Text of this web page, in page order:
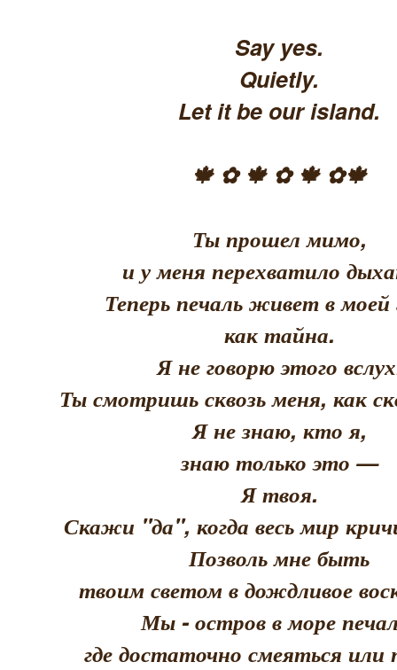
Say yes.
Quietly.
Let it be our island.
🍁 ✿ 🍁 ✿ 🍁 ✿🍁
Ты прошел мимо,
и у меня перехватило
Теперь печаль живет в моей
как тайна.
Я не говорю этого
Ты смотришь сквозь меня, как
Я не знаю, кто я,
знаю только это —
Я твоя.
Скажи "да", когда весь мир
Позволь мне быть
твоим светом в дождливое
Мы - остров в море
где достаточно смеяться или